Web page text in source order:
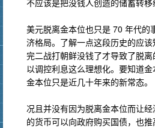
不应该是把没钱人创造的储蓄转移
美元脱离金本位也只是 70 年代的
济格局。了解一点这段历史的应
完二战打朝鲜没钱了才导致了脱
以调控利息这么理想化。要知道
金本位只是近几十年来的新常态。
况且并没有因为脱离金本位而让
的货币可以向政府购买国债，也